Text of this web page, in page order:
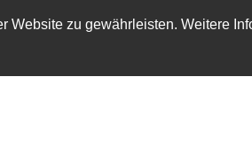
zu gewährleisten. Weitere